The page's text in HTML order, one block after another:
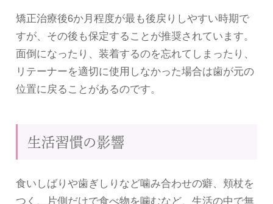
矯正治療後6か月程度が最も後戻りしやすい時期で
すが、その後も保定することが推奨されています。
面倒になったり、装着するのを忘れてしまったり、
リテーナーを適切に使用しなかった場合は歯が元の
位置に戻ることがあるのです。
生活習慣の影響
食いしばりや歯ぎしりなど噛み合わせの癖、頬杖を
つく、片側だけで食べ物を噛むなど、生活の中で無